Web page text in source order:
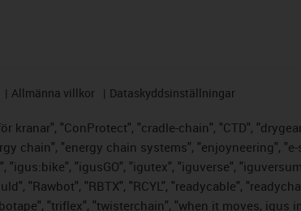
Allmänna villkor Dataskyddsinställningar
kranar", "ConProtect", "cradle-chain", "CTD",
chain", "energy chain systems", "enjoyneering",
"igusGO", "igutex", "iguverse",
"Rawbot", "RBTX", "RCYL", "readycable",
"triflex", "twisterchain", "when it moves,